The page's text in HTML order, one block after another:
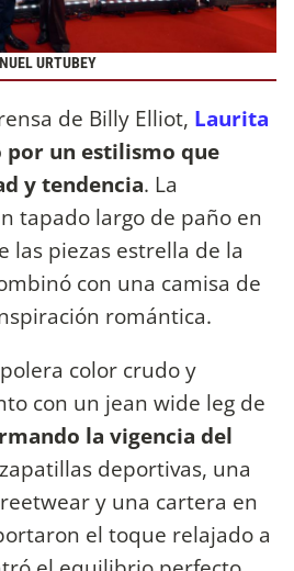
URTUBEY
de Billy Elliot, Laurita
por un estilismo que
y tendencia. La
tapado largo de paño en
las piezas estrella de la
con una camisa de
romántica.
color crudo y
con un jean wide leg de
la vigencia del
deportivas, una
y una cartera en
el toque relajado a